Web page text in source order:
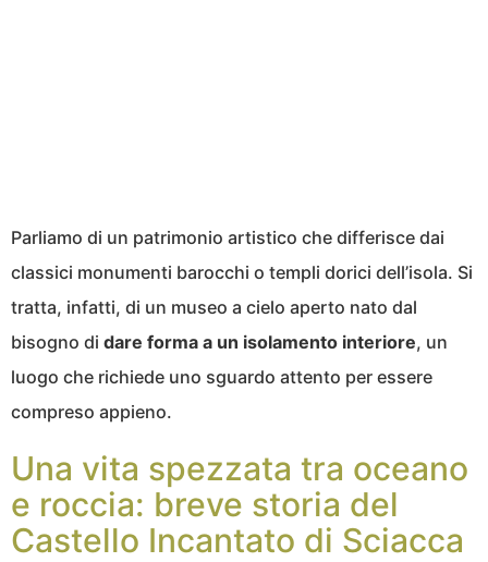
Parliamo di un patrimonio artistico che differisce dai
classici monumenti barocchi o templi dorici dell’isola. Si
tratta, infatti, di un museo a cielo aperto nato dal
bisogno di dare forma a un isolamento interiore, un
luogo che richiede uno sguardo attento per essere
compreso appieno.
Una vita spezzata tra oceano
e roccia: breve storia del
Castello Incantato di Sciacca